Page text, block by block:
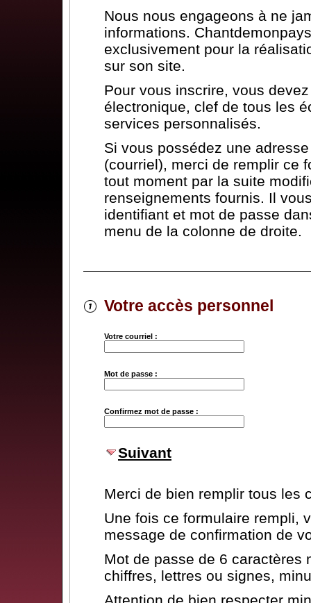
Nous nous engageons à ne
informations.
exclusivement pour la
sur son site.
Pour vous inscrire, vous
électronique, clef de tous les
services personnalisés.
Si vous possédez une
(courriel), merci de remplir ce
tout moment par la suite
renseignements fournis. Il
identifiant et mot de passe
menu de la colonne de droite.
Votre accès personnel
Votre courriel :
Mot de passe :
Confirmez mot de passe :
Suivant
Merci de bien remplir tous les
Une fois ce formulaire rempli,
message de confirmation de
Mot de passe de 6 caractères
chiffres, lettres ou signes,